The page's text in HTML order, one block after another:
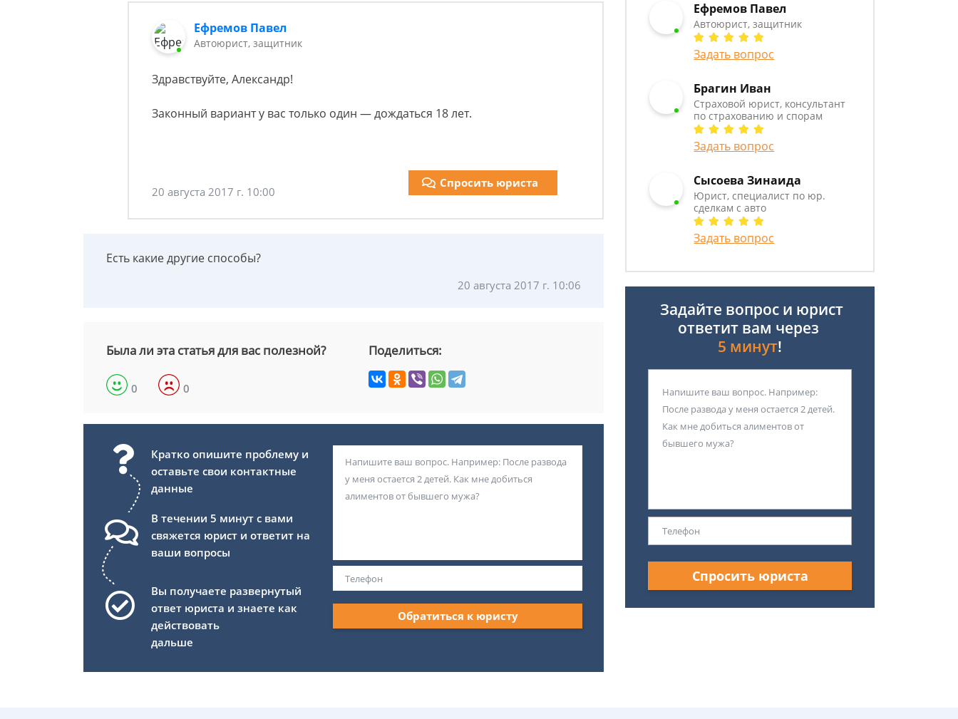
Ефремов Павел
Автоюрист, защитник
Здравствуйте, Александр!
Законный вариант у вас только один — дождаться 18 лет.
20 августа 2017 г. 10:00
Спросить юриста
Есть какие другие способы?
20 августа 2017 г. 10:06
Была ли эта статья для вас полезной?
0 0
Поделиться:
Кратко опишите проблему и
оставьте свои контактные
данные
В течении 5 минут с вами
свяжется юрист и ответит на
ваши вопросы
Вы получаете развернутый
ответ юриста и знаете как
действовать
дальше
Обратиться к юристу
Ефремов Павел
Автоюрист, защитник
Задать вопрос
Брагин Иван
Страховой юрист, консультант
по страхованию и спорам
Задать вопрос
Сысоева Зинаида
Юрист, специалист по юр.
сделкам с авто
Задать вопрос
Задайте вопрос и юрист
ответит вам через
5 минут!
Спросить юриста